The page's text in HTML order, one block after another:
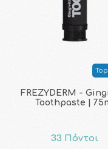
FREZYDERM -
Toothpaste |
33 Πόντοι